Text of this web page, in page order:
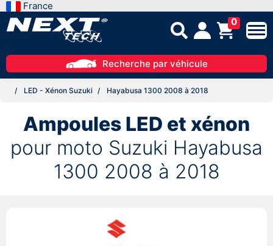
France
0
Recherche par véhicule
LED - Xénon Suzuki Hayabusa 1300 2008 à 2018
Ampoules LED et xénon
pour moto Suzuki Hayabusa
1300 2008 à 2018